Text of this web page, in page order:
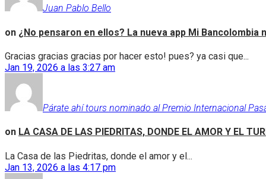
Juan Pablo Bello
on ¿No pensaron en ellos? La nueva app Mi
Gracias gracias gracias por hacer esto! pues? ya casi que...
Jan 19, 2026 a las 3:27 am
Párate ahí tours nominado al Premio Internacional
on LA CASA DE LAS PIEDRITAS, DONDE EL AMOR Y EL
La Casa de las Piedritas, donde el amor y el...
Jan 13, 2026 a las 4:17 pm